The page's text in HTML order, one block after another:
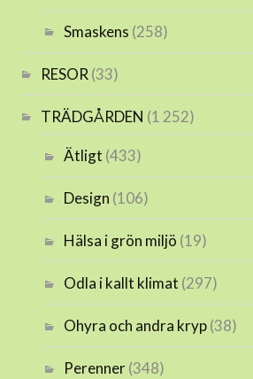
Smaskens (258)
RESOR (33)
TRÄDGÅRDEN (1 252)
Ätligt (433)
Design (106)
Hälsa i grön miljö (19)
Odla i kallt klimat (297)
Ohyra och andra kryp(38)
Perenner(348)